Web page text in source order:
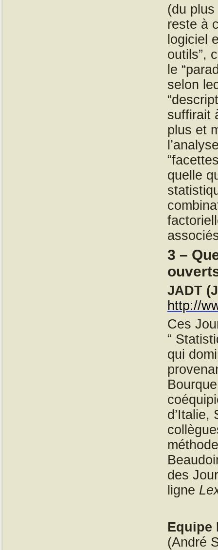
(du plus
reste à
logiciel
outils”,
le
selon
suffirait
plus et
quelle
3 –
JADT
http://
Ces
“
qui
d’Italie,
des
ligne
Equipe
(André